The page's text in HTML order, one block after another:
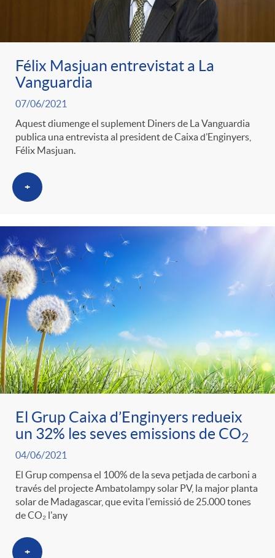
Félix Masjuan entrevistat a La
Vanguardia
07/06/2021
Aquest diumenge el suplement Diners de La Vanguardia
publica una entrevista al president de Caixa d’Enginyers,
Félix Masjuan.
+
El Grup Caixa d’Enginyers redueix
un 32% les seves emissions de CO2
04/06/2021
El Grup compensa el 100% de la seva petjada de carboni a
través del projecte Ambatolampy solar PV, la major planta
solar de Madagascar, que evita l'emissió de 25.000 tones
de CO₂ l'any
+